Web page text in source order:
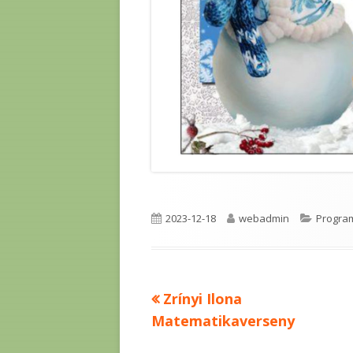
Published
2023-12-18 Author
webadmin
Bejegyzés
Previous
article:
Zrínyi Ilona
Matematikaverseny